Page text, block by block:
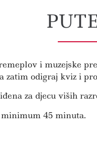
i muzejske
zatim odigraj kviz i
za djecu viših
45 minuta.